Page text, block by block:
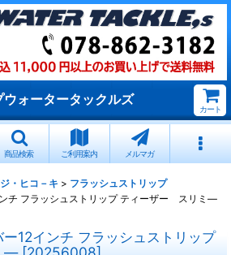
ウォータータックルズ
カート
商品検索 ご利用案内 メルマガ
・ヒコ－キ > フラッシュストリップ
チ フラッシュストリップ ティーザー スリミ―
12インチ フラッシュストリップ